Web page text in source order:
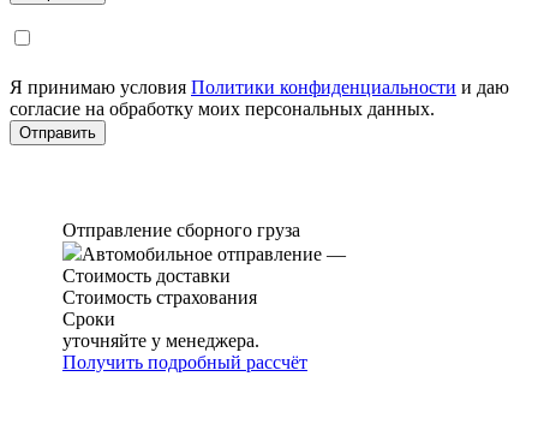
Я принимаю условия Политики конфиденциальности и даю
согласие на обработку моих персональных данных.
Отправление сборного груза
Автомобильное отправление —
Стоимость доставки
Стоимость страхования
Сроки
уточняйте у менеджера.
Получить подробный рассчёт